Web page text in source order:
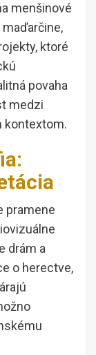
menšinové
ktoré
povaha
medzi
kontextom.
pramene
drám a
o herectve,